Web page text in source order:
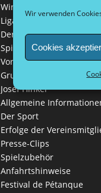
Wir verwenden
Cookies
Winterliga
Ligamannschaften
Der Verein
Spielregeln
Vorstand
Grußwort Schirmherr
Josef Hinkel
Allgemeine
Der Sport
Erfolge der
Presse-Clips
Spielzubehör
Anfahrtshinweise
Festival de Pétanque